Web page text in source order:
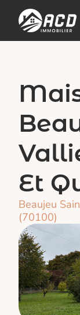
Et
Beaujeu
(70100)